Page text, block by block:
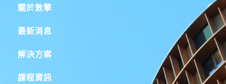
關於敦擎
最新消息
解決方案
課程資訊